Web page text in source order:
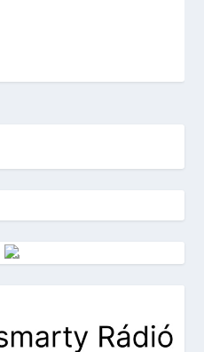
Vörösmarty Rádió